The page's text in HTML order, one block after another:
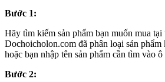
Bước 1:
Hãy tìm kiếm sản phẩm bạn muốn mua tại
Dochoicholon.com đã phân loại sản phẩm
hoặc bạn nhập tên sản phẩm cần tìm vào
Bước 2: